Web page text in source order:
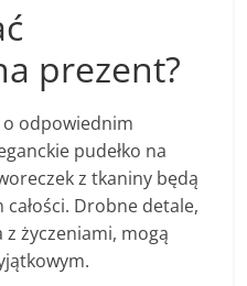
prezent?
odpowiednim
pudełko na
z tkaniny będą
całości. Drobne detale,
z życzeniami, mogą